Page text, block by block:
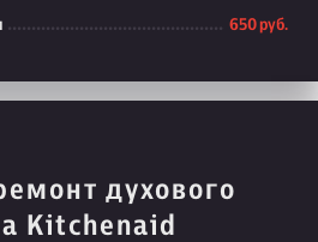
650 руб.
духового
Kitchenaid